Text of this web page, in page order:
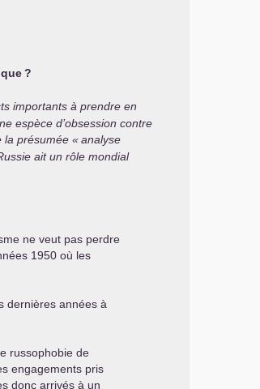
?
importants à prendre en
espèce d’obsession contre
la présumée «analyse
ait un rôle mondial
ne veut pas perdre
1950 où les
dernières années à
russophobie de
engagements pris
donc arrivés à un